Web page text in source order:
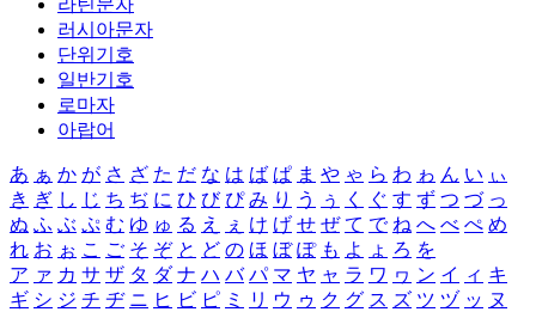
라틴문자
러시아문자
단위기호
일반기호
로마자
아랍어
あ ぁ か が さ ざ た だ な は ば ぱ ま や ゃ ら わ ゎ ん い ぃ
き ぎ し じ ち ぢ に ひ び ぴ み り う ぅ く ぐ す ず つ づ っ
ぬ ふ ぶ ぷ む ゆ ゅ る え ぇ け げ せ ぜ て で ね へ べ ぺ め
れ お ぉ こ ご そ ぞ と ど の ほ ぼ ぽ も よ ょ ろ を
ア ァ カ サ ザ タ ダ ナ ハ バ パ マ ヤ ャ ラ ワ ヮ ン イ ィ キ
ギ シ ジ チ ヂ ニ ヒ ビ ピ ミ リ ウ ゥ ク グ ス ズ ツ ヅ ッ ヌ